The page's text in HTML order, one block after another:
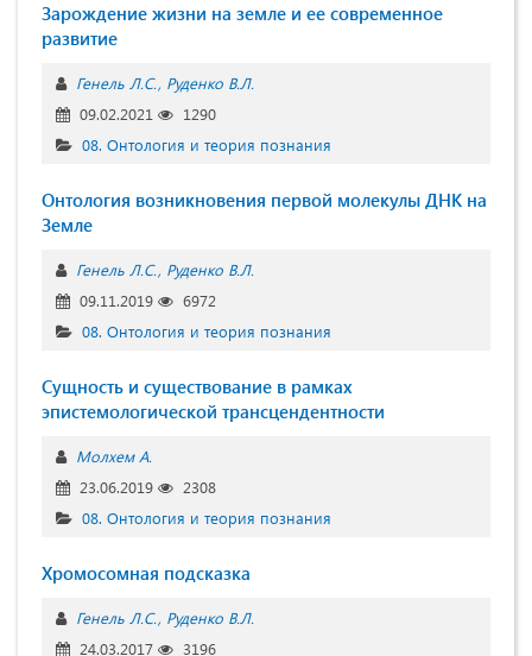
Зарождение жизни на земле и ее современное
развитие
Генель Л.С. Руденко В.Л.
09.02.2021
1290
08. Онтология и теория познания
Онтология возникновения первой молекулы ДНК на
Земле
Генель Л.С. Руденко В.Л.
09.11.2019
6972
08. Онтология и теория познания
Сущность и существование в рамках
эпистемологической трансцендентности
Молхем А.
23.06.2019
2308
08. Онтология и теория познания
Хромосомная подсказка
Генель Л.С. Руденко В.Л.
24.03.2017
3196